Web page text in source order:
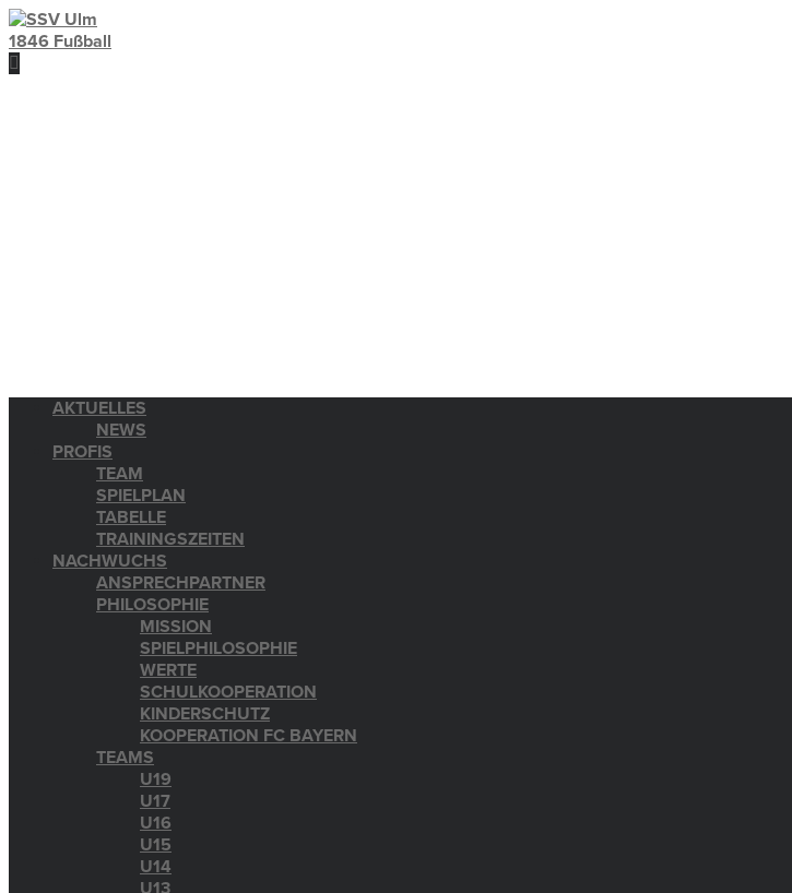
AKTUELLES
NEWS
PROFIS
TEAM
SPIELPLAN
TABELLE
TRAININGSZEITEN
NACHWUCHS
ANSPRECHPARTNER
PHILOSOPHIE
MISSION
SPIELPHILOSOPHIE
WERTE
SCHULKOOPERATION
KINDERSCHUTZ
KOOPERATION FC BAYERN
TEAMS
U19
U17
U16
U15
U14
U13